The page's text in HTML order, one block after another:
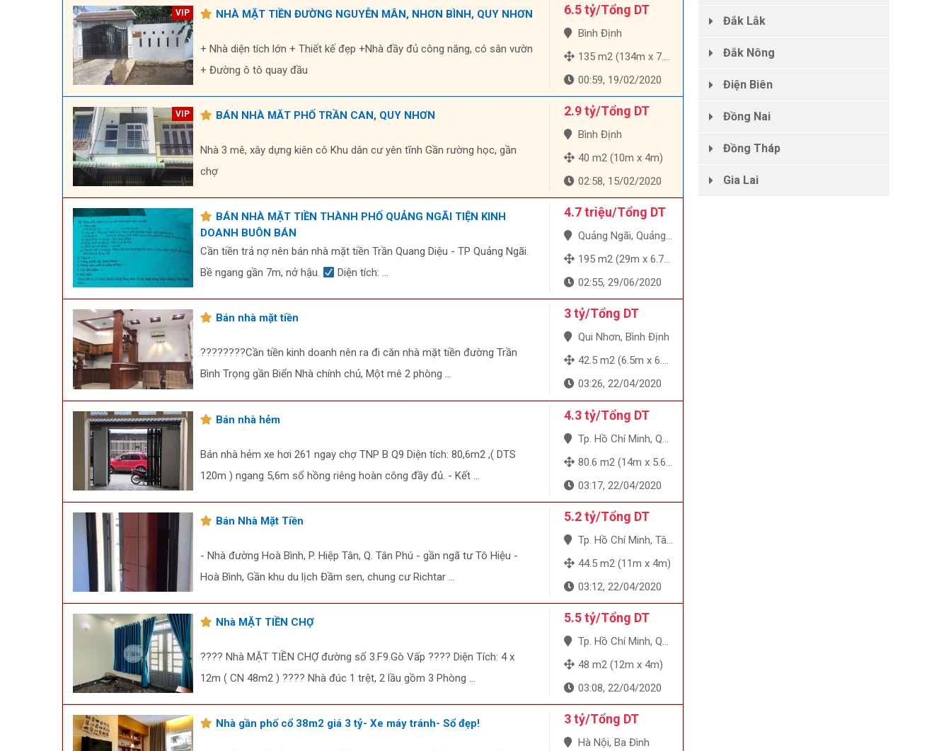
Đắk Lắk
Đắk Nông
Điện Biên
Đồng Nai
Đồng Tháp
Gia Lai
NHÀ MẶT TIỀN ĐƯỜNG NGUYỄN MÂN, NHƠN BÌNH, QUY NHƠN
+ Nhà diện tích lớn + Thiết kế đẹp +Nhà đầy đủ công năng, có sân vườn
+ Đường ô tô quay đầu
6.5 tỷ/Tổng DT
Bình Định
135 m2 (134m x 7.9m)
00:59, 19/02/2020
BÁN NHÀ MĂT PHỐ TRẦN CAN, QUY NHƠN
Nhà 3 mê, xây dựng kiên cô Khu dân cư yên tĩnh Gần rường học, gần
chợ
2.9 tỷ/Tổng DT
Bình Định
40 m2 (10m x 4m)
02:58, 15/02/2020
BÁN NHÀ MẶT TIỀN THÀNH PHỐ QUẢNG NGÃI TIỆN KINH
DOANH BUÔN BÁN
Cần tiền trả nợ nên bán nhà mặt tiền Trần Quang Diệu - TP Quảng Ngãi.
Bề ngang gần 7m, nở hậu.
Diện tích: ...
4.7 triệu/Tổng DT
Quảng Ngãi, Quảng Ngãi
195 m2 (29m x 6.7m)
02:55, 29/06/2020
Bán nhà mặt tiền
????????Cần tiền kinh doanh nên ra đi căn nhà mặt tiền đường Trần
Bình Trọng gần Biển Nhà chính chủ, Một mê 2 phòng ...
3 tỷ/Tổng DT
Qui Nhơn, Bình Định
42.5 m2 (6.5m x 6.6m)
03:26, 22/04/2020
Bán nhà hẻm
Bán nhà hẻm xe hơi 261 ngay chợ TNP B Q9 Diện tích: 80,6m2 ,( DTS
120m ) ngang 5,6m sổ hồng riêng hoàn công đầy đủ. - Kết ...
4.3 tỷ/Tổng DT
Tp. Hồ Chí Minh, Quận 9
80.6 m2 (14m x 5.6m)
03:17, 22/04/2020
Bán Nhà Mặt Tiền
- Nhà đường Hoà Bình, P. Hiệp Tân, Q. Tân Phú - gần ngã tư Tô Hiệu -
Hoà Bình, Gần khu du lịch Đầm sen, chung cư Richtar ...
5.2 tỷ/Tổng DT
Tp. Hồ Chí Minh, Tân Phú
44.5 m2 (11m x 4m)
03:12, 22/04/2020
Nhà MẶT TIỀN CHỢ
???? Nhà MẶT TIỀN CHỢ đường số 3.F9.Gò Vấp ???? Diện Tích: 4 x
12m ( CN 48m2 ) ???? Nhà đúc 1 trệt, 2 lầu gồm 3 Phòng ...
5.5 tỷ/Tổng DT
Tp. Hồ Chí Minh, Quận Gò Vấp
48 m2 (12m x 4m)
03:08, 22/04/2020
Nhà gần phố cổ 38m2 giá 3 tỷ- Xe máy tránh- Sổ đẹp! 3 tỷ/Tổng DT
Hà Nội, Ba Đình